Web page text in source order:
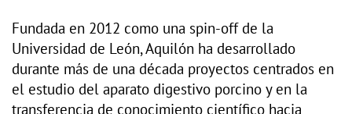
Fundada en 2012 como una spin-off de la
Universidad de León, Aquilón ha desarrollado
durante más de una década proyectos centrados en
el estudio del aparato digestivo porcino y en la
transferencia de conocimiento científico hacia